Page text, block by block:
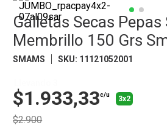
Galletas Secas Pepas
Membrillo 150 Grs
SMAMS SKU: 11121052001
$1.933,33c/u 3x2
$2.900
Galletitas
Juguetes
Yerba
Carne
. Aceite